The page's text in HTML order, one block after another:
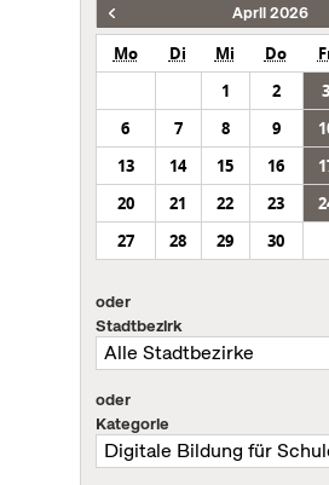
April 2026
Mo Di Mi Do
1
2 3
6
7 8 9
13
14 15 16
20
21 22 23
27
28 29 30
oder
Stadtbezirk
oder
Kategorie